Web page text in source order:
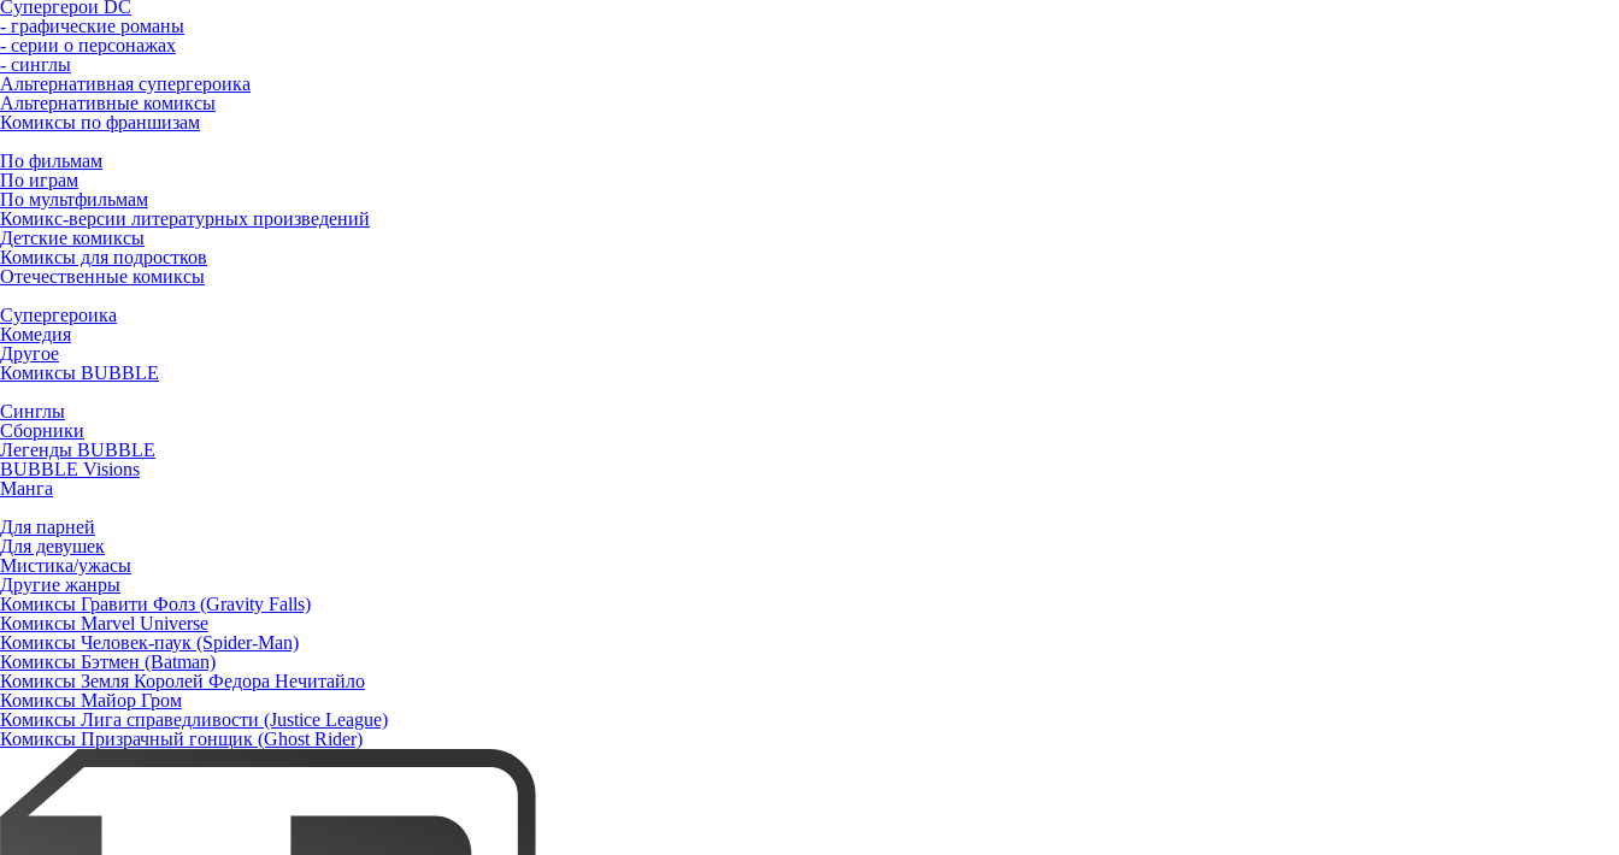
Супергерои DC
- графические романы
- серии о персонажах
- синглы
Альтернативная супергероика
Альтернативные комиксы
Комиксы по франшизам
По фильмам
По играм
По мультфильмам
Комикс-версии литературных произведений
Детские комиксы
Комиксы для подростков
Отечественные комиксы
Супергероика
Комедия
Другое
Комиксы BUBBLE
Синглы
Сборники
Легенды BUBBLE
BUBBLE Visions
Манга
Для парней
Для девушек
Мистика/ужасы
Другие жанры
Комиксы Гравити Фолз (Gravity Falls)
Комиксы Marvel Universe
Комиксы Человек-паук (Spider-Man)
Комиксы Бэтмен (Batman)
Комиксы Земля Королей Федора Нечитайло
Комиксы Майор Гром
Комиксы Лига справедливости (Justice League)
Комиксы Призрачный гонщик (Ghost Rider)